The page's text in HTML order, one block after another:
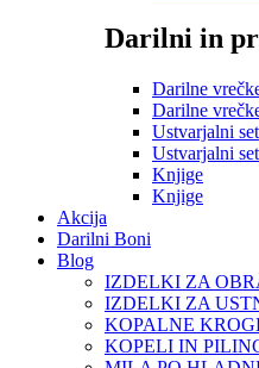
Darilni in
Darilne
Darilne
Ustvarjalni
Ustvarjalni
Knjige
Knjige
Akcija
Darilni Boni
Blog
IZDELKI ZA
IZDELKI ZA
KOPALNE
KOPELI IN